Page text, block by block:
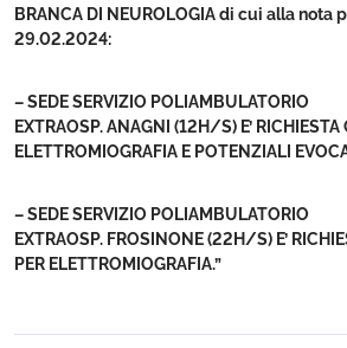
BRANCA DI NEUROLOGIA di cui alla nota
29.02.2024:
– SEDE SERVIZIO POLIAMBULATORIO
EXTRAOSP. ANAGNI (12H/S) E’
ELETTROMIOGRAFIA E POTENZIALI
– SEDE SERVIZIO POLIAMBULATORIO
EXTRAOSP. FROSINONE (22H/S) E’
PER ELETTROMIOGRAFIA.”